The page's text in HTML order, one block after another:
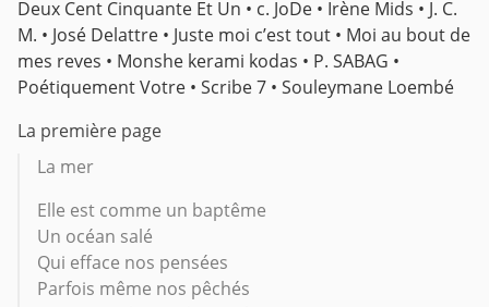
Deux Cent Cinquante Et Un • c. JoDe • Irène Mids • J. C.
M. • José Delattre • Juste moi c’est tout • Moi au bout de
mes reves • Monshe kerami kodas • P. SABAG •
Poétiquement Votre • Scribe 7 • Souleymane Loembé
La première page
La mer
Elle est comme un baptême
Un océan salé
Qui efface nos pensées
Parfois même nos pêchés